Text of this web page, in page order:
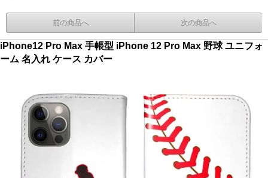
前の商品へ 次の商品へ
iPhone12 Pro Max 手帳型 iPhone 12 Pro Max 野球 ユニフォ
ーム 名入れ ケース カバー